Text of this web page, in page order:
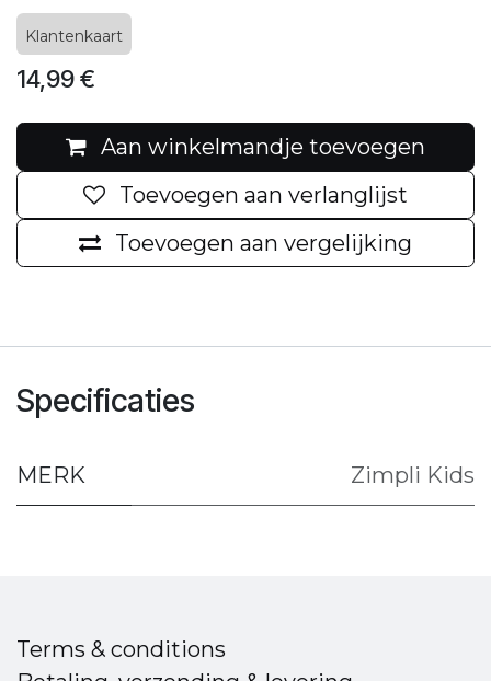
Klantenkaart
14,99€
Aan winkelmandje toevoegen
Toevoegen aan vergelijking
Toevoegen aan verlanglijst
Specificaties
MERK Zimpli Kids
Terms & conditions